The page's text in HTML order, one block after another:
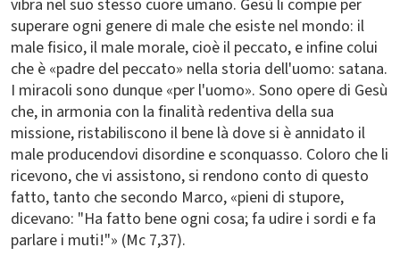
vibra nel suo stesso cuore umano. Gesù li compie per
superare ogni genere di male che esiste nel mondo: il
male fisico, il male morale, cioè il peccato, e infine colui
che è «padre del peccato» nella storia dell'uomo: satana.
I miracoli sono dunque «per l'uomo». Sono opere di Gesù
che, in armonia con la finalità redentiva della sua
missione, ristabiliscono il bene là dove si è annidato il
male producendovi disordine e sconquasso. Coloro che li
ricevono, che vi assistono, si rendono conto di questo
fatto, tanto che secondo Marco, «pieni di stupore,
dicevano: "Ha fatto bene ogni cosa; fa udire i sordi e fa
parlare i muti!"» (Mc 7,37).